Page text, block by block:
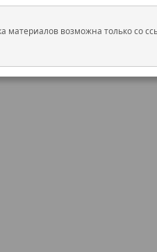
материалов возможна только со